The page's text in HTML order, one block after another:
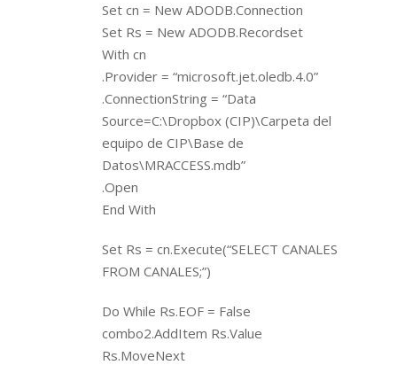
Set cn = New ADODB.Connection
Set Rs = New ADODB.Recordset
With cn
.Provider = “microsoft.jet.oledb.4.0”
.ConnectionString = “Data
Source=C:\Dropbox (CIP)\Carpeta del
equipo de CIP\Base de
Datos\MRACCESS.mdb”
.Open
End With
Set Rs = cn.Execute(“SELECT CANALES
FROM CANALES;”)
Do While Rs.EOF = False
combo2.AddItem Rs.Value
Rs.MoveNext